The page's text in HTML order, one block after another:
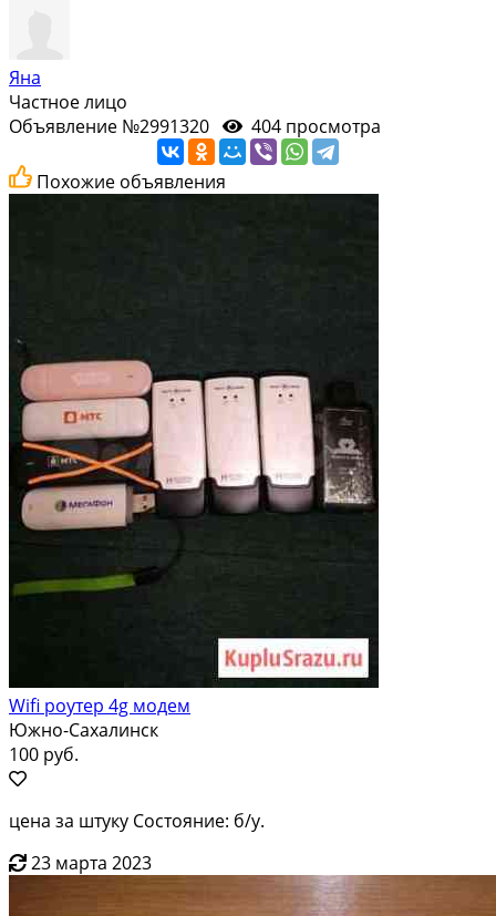
Яна
Частное лицо
Объявление №2991320
404 просмотра
Похожие объявления
Wifi роутер 4g модем
Южно-Сахалинск
100 руб.
цена за штуку Состояние: б/у.
23 марта 2023